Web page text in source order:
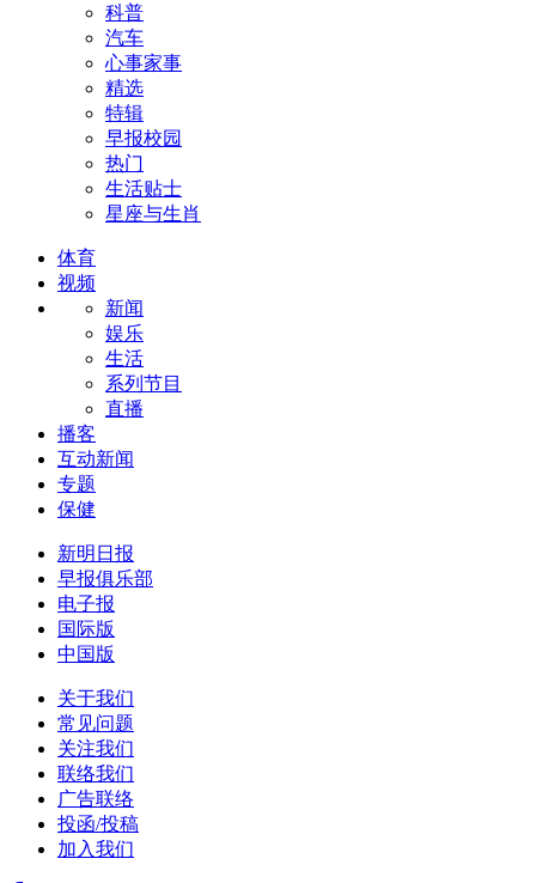
科普
汽车
心事家事
精选
特辑
早报校园
热门
生活贴士
星座与生肖
体育
视频
新闻
娱乐
生活
系列节目
直播
播客
互动新闻
专题
保健
新明日报
早报俱乐部
电子报
国际版
中国版
关于我们
常见问题
关注我们
联络我们
广告联络
投函/投稿
加入我们